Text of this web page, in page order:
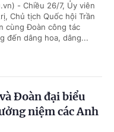
- Chiều 26/7, Ủy viên
Chủ tịch Quốc hội Trần
cùng Đoàn công tác
đến dâng hoa, dâng...
Đoàn đại biểu
niệm các Anh